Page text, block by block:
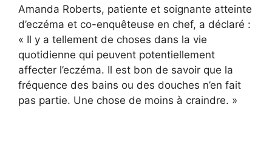
Amanda Roberts, patiente et soignante atteinte
d’eczéma et co-enquêteuse en chef, a déclaré :
« Il y a tellement de choses dans la vie
quotidienne qui peuvent potentiellement
affecter l’eczéma. Il est bon de savoir que la
fréquence des bains ou des douches n’en fait
pas partie. Une chose de moins à craindre. »